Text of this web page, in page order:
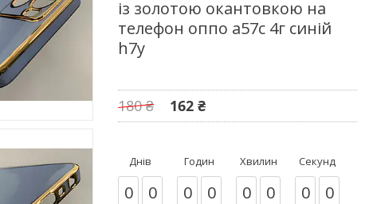
із золотою окантовкою на
телефон оппо а57с 4г синій
h7y
180 ₴ 162 ₴
Днів
0 0
Годин
0 0
Хвилин
0 0
Секунд
0 0